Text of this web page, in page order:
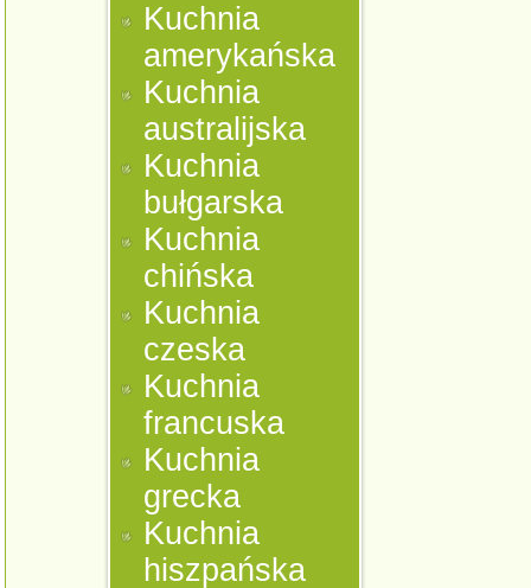
Kuchnia
amerykańska
Kuchnia
australijska
Kuchnia
bułgarska
Kuchnia
chińska
Kuchnia
czeska
Kuchnia
francuska
Kuchnia
grecka
Kuchnia
hiszpańska